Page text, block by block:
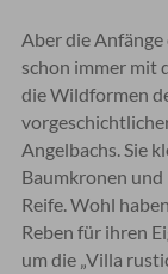
Aber die
schon immer mit
die Wildformen
Angelbachs. Sie
Baumkronen und
Reife. Wohl
Reben für ihren
um die „Villa